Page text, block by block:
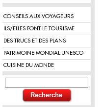
CONSEILS AUX VOYAGEURS
ILS/ELLES FONT LE TOURISME
DES TRUCS ET DES PLANS
PATRIMOINE MONDIAL UNESCO
CUISINE DU MONDE